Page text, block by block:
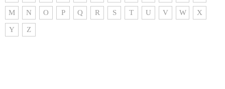
M N O P Q R S T U V W X
Y Z